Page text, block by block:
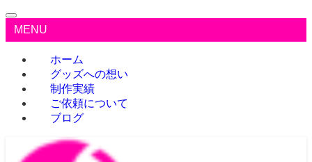
MENU
ホーム
グッズへの想い
制作実績
ご依頼について
ブログ